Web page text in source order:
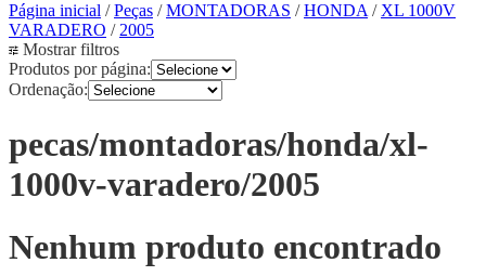
Página inicial /Peças /MONTADORAS /HONDA/XL 1000V
VARADERO /2005
Mostrar filtros
Produtos por página:
Ordenação:
pecas/montadoras/honda/xl-
1000v-varadero/2005
Nenhum produto encontrado